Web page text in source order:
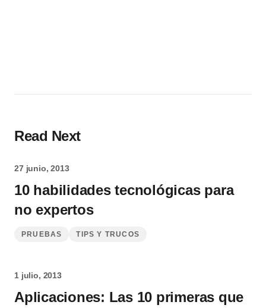
Read Next
27 junio, 2013
10 habilidades tecnológicas para
no expertos
PRUEBAS TIPS Y TRUCOS
1 julio, 2013
Aplicaciones: Las 10 primeras que